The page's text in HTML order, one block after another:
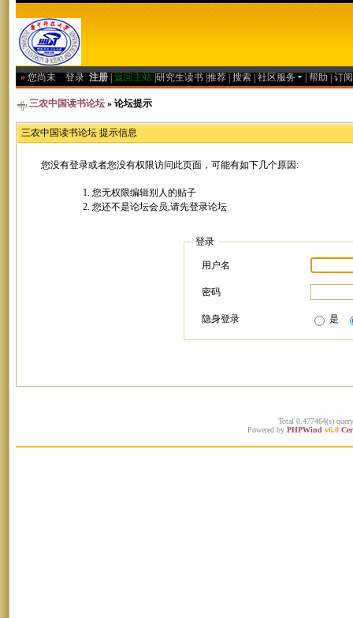
» 您尚未 登录 注册 返回主站 研究生读书 推荐 搜索 社区服务 帮助 订
三农中国读书论坛 » 论坛提示
三农中国读书论坛 提示信息
您没有登录或者您没有权限访问此页面，可能有如下几个原因:
您无权限编辑别人的贴子
您还不是论坛会员,请先登录论坛
登录
用户名
密码
隐身登录 是
Total 0.477464(s)
Powered by PHPWind v6.0